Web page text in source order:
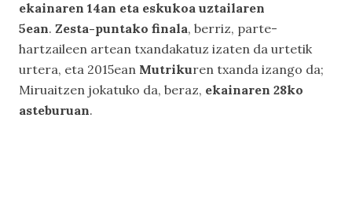
ekainaren 14an eta eskukoa uztailaren
5ean. Zesta-puntako finala, berriz, parte-
hartzaileen artean txandakatuz izaten da urtetik
urtera, eta 2015ean Mutrikuren txanda izango da;
Miruaitzen jokatuko da, beraz, ekainaren 28ko
asteburuan.